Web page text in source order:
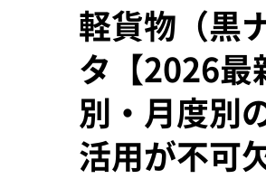
軽貨物（黒
タ【2026最
別・月度別
活用が不可